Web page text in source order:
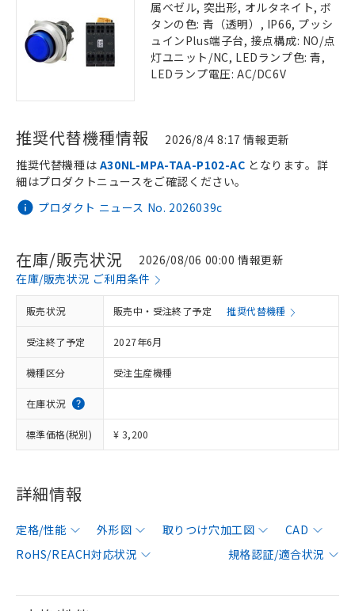
属ベゼル, 突出形, オルタネイト, ボ
タンの色: 青（透明）, IP66, プッシ
ュインPlus端子台, 接点構成: NO/点
灯ユニット/NC, LEDランプ色: 青,
LEDランプ電圧: AC/DC6V
推奨代替機種情報 2026/8/4 8:17 情報更新
プロダクト ニュース No. 2026039c
推奨代替機種は A30NL-MPA-TAA-P102-AC となります。詳
細はプロダクトニュースをご確認ください。
在庫/販売状況
2026/08/06 00:00 情報更新
在庫/販売状況 ご利用条件
販売状況 販売中・受注終了予定 推奨代替機種
受注終了予定 2027年6月
機種区分 受注生産機種
在庫状況
標準価格(税別) ¥ 3,200
詳細情報
定格/性能 外形図 取りつけ穴加工図
CAD
RoHS/REACH対応状況
規格認証/適合状況